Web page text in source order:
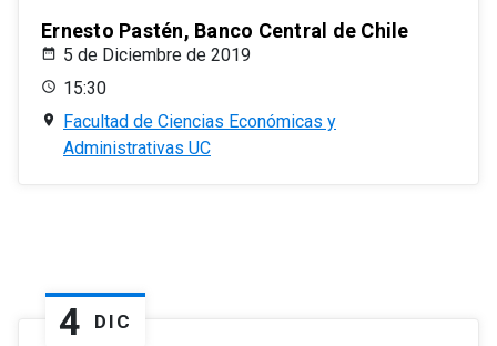
Ernesto Pastén, Banco Central de Chile
5 de Diciembre de 2019
15:30
Facultad de Ciencias Económicas y
Administrativas UC
4 DIC